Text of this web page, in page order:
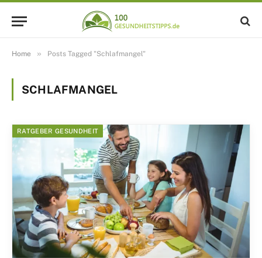
Home » Posts Tagged "Schlafmangel"
SCHLAFMANGEL
RATGEBER GESUNDHEIT